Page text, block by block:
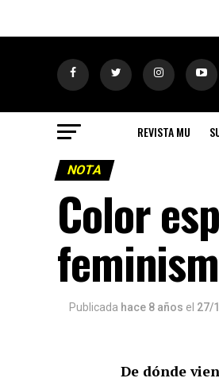
REVISTA MU
NOTA
Color
Publicada hace 8 años el 27/
De dónde